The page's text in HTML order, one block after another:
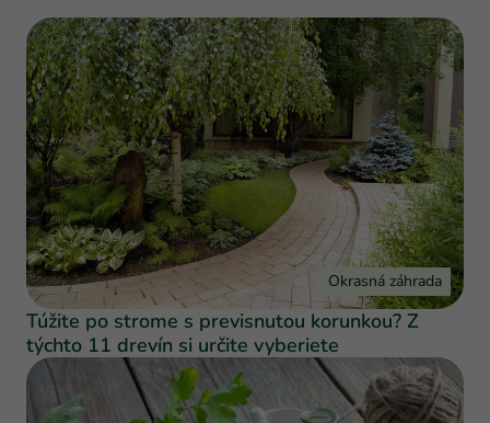
Okrasná záhrada
Túžite po strome s previsnutou korunkou? Z
týchto 11 drevín si určite vyberiete